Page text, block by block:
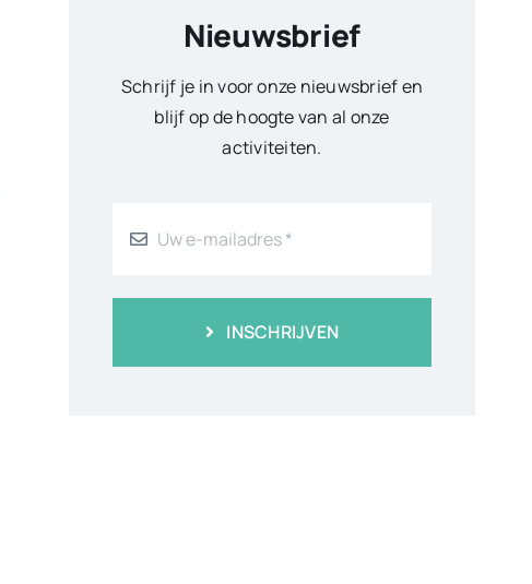
Nieuwsbrief
Schrijf je in voor onze nieuwsbrief en
blijf op de hoogte van al onze
activiteiten.
INSCHRIJVEN